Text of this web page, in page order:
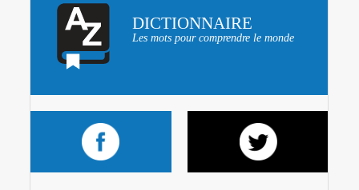
DICTIONNAIRE
Les mots pour comprendre le monde